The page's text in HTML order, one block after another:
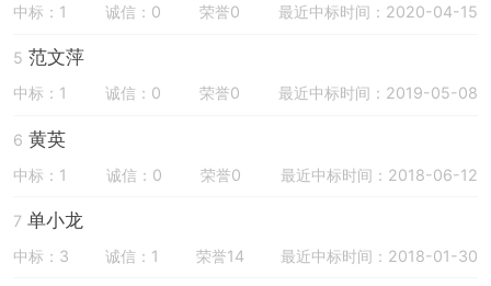
中标：1 诚信：0 荣誉0 最近中标时间：2020-04-15
5 范文萍
中标：1 诚信：0 荣誉0 最近中标时间：2019-05-08
6 黄英
中标：1 诚信：0 荣誉0 最近中标时间：2018-06-12
7 单小龙
中标：3 诚信：1 荣誉14 最近中标时间：2018-01-30